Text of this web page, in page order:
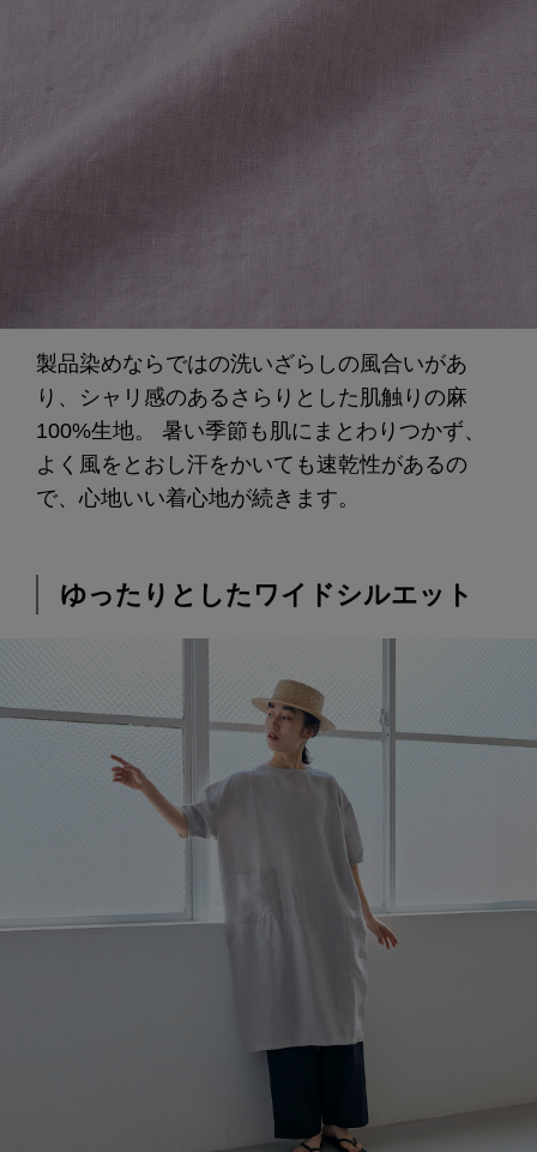
製品染めならではの洗いざらしの風合いがあ
り、シャリ感のあるさらりとした肌触りの麻
100%生地。 暑い季節も肌にまとわりつかず、
よく風をとおし汗をかいても速乾性があるの
で、心地いい着心地が続きます。
ゆったりとしたワイドシルエット